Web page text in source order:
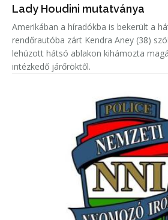
Lady Houdini mutatványa
Amerikában a híradókba is bekerült a
rendőrautóba zárt Kendra Aney (38)
lehúzott hátsó ablakon kihámozta
intézkedő járőröktől.